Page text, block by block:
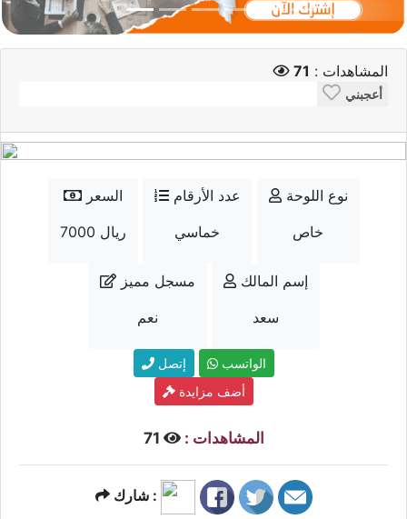
المشاهدات : 71
أعجبني
السعر
7000 ريال
عدد الأرقام
خماسي
نوع اللوحة
خاص
مسجل مميز
نعم
إسم المالك
سعد
إتصل
الواتسب
أضف مزايدة
المشاهدات :
شارك :